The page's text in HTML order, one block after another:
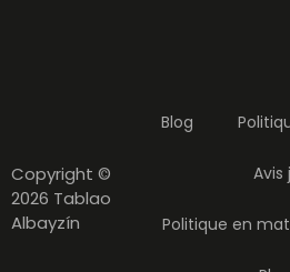
Copyright ©
2026 Tablao
Albayzín
Blog
Avis
Politique en